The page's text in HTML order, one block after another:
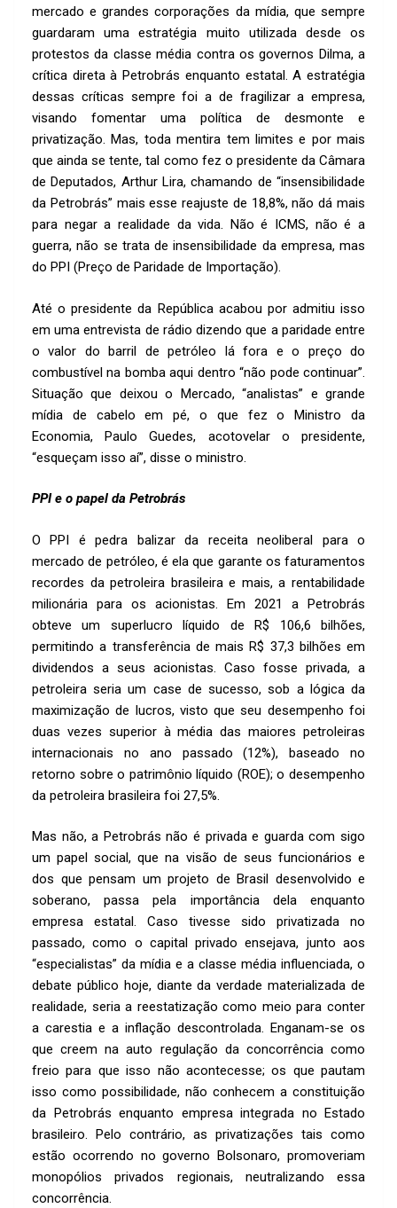
mercado e grandes corporações da mídia, que sempre
guardaram uma estratégia muito utilizada desde os
protestos da classe média contra os governos Dilma, a
crítica direta à Petrobrás enquanto estatal. A estratégia
dessas críticas sempre foi a de fragilizar a empresa,
visando fomentar uma política de desmonte e
privatização. Mas, toda mentira tem limites e por mais
que ainda se tente, tal como fez o presidente da Câmara
de Deputados, Arthur Lira, chamando de “insensibilidade
da Petrobrás” mais esse reajuste de 18,8%, não dá mais
para negar a realidade da vida. Não é ICMS, não é a
guerra, não se trata de insensibilidade da empresa, mas
do PPI (Preço de Paridade de Importação).
Até o presidente da República acabou por admitiu isso
em uma entrevista de rádio dizendo que a paridade entre
o valor do barril de petróleo lá fora e o preço do
combustível na bomba aqui dentro “não pode continuar”.
Situação que deixou o Mercado, “analistas” e grande
mídia de cabelo em pé, o que fez o Ministro da
Economia, Paulo Guedes, acotovelar o presidente,
“esqueçam isso aí”, disse o ministro.
PPI e o papel da Petrobrás
O PPI é pedra balizar da receita neoliberal para o
mercado de petróleo, é ela que garante os faturamentos
recordes da petroleira brasileira e mais, a rentabilidade
milionária para os acionistas. Em 2021 a Petrobrás
obteve um superlucro líquido de R$ 106,6 bilhões,
permitindo a transferência de mais R$ 37,3 bilhões em
dividendos a seus acionistas. Caso fosse privada, a
petroleira seria um case de sucesso, sob a lógica da
maximização de lucros, visto que seu desempenho foi
duas vezes superior à média das maiores petroleiras
internacionais no ano passado (12%), baseado no
retorno sobre o patrimônio líquido (ROE); o desempenho
da petroleira brasileira foi 27,5%.
Mas não, a Petrobrás não é privada e guarda com sigo
um papel social, que na visão de seus funcionários e
dos que pensam um projeto de Brasil desenvolvido e
soberano, passa pela importância dela enquanto
empresa estatal. Caso tivesse sido privatizada no
passado, como o capital privado ensejava, junto aos
“especialistas” da mídia e a classe média influenciada, o
debate público hoje, diante da verdade materializada de
realidade, seria a reestatização como meio para conter
a carestia e a inflação descontrolada. Enganam-se os
que creem na auto regulação da concorrência como
freio para que isso não acontecesse; os que pautam
isso como possibilidade, não conhecem a constituição
da Petrobrás enquanto empresa integrada no Estado
brasileiro. Pelo contrário, as privatizações tais como
estão ocorrendo no governo Bolsonaro, promoveriam
monopólios privados regionais, neutralizando essa
concorrência.